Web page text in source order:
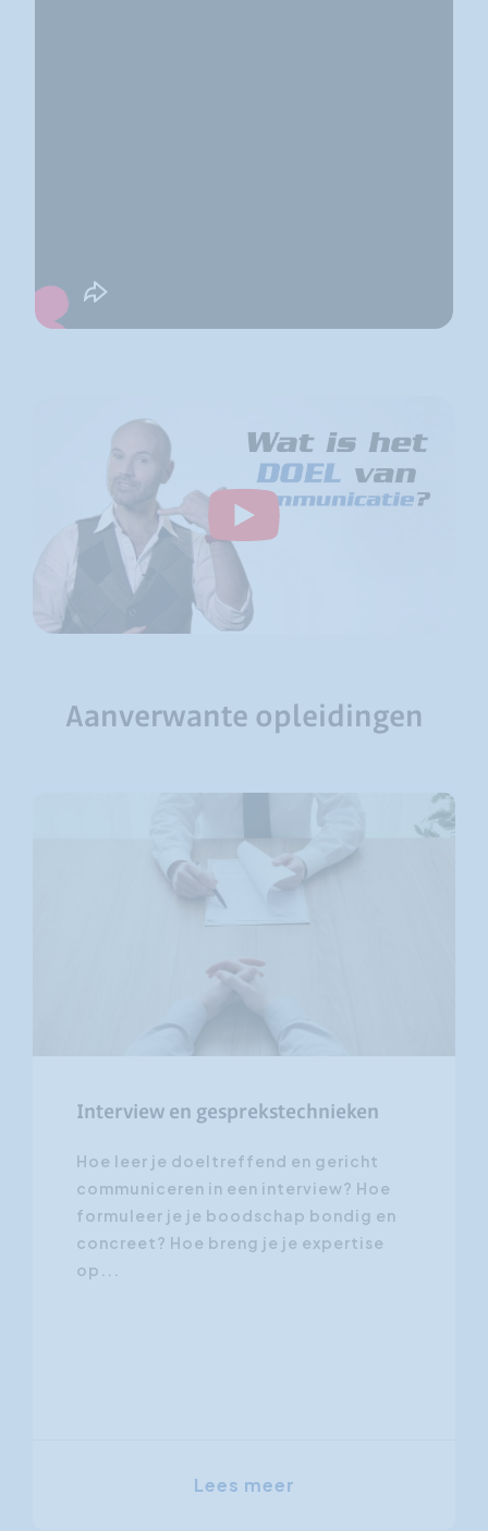
Aanverwante opleidingen
Interview en gesprekstechnieken
Hoe leer je doeltreffend en gericht
communiceren in een interview? Hoe
formuleer je je boodschap bondig en
concreet? Hoe breng je je expertise
op...
Lees meer